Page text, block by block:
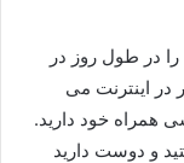
در طول روز در
اینترنت می
همراه خود دارید.
و دوست دارید